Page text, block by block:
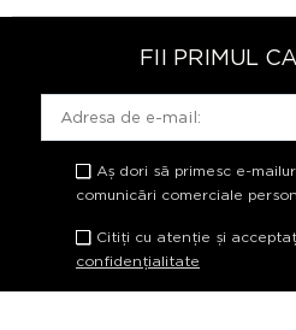
FII PRIMUL
Aș dori să primesc e-
comunicări comerciale
Citiți cu atenție și
confidențialitate